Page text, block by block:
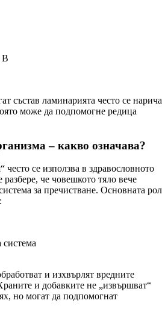
B
състав ламинарията често се нарича
може да подпомогне редица
– какво означава?
често се използва в здравословното
че човешкото тяло вече
за пречистване. Основната
система
и изхвърлят вредните
и добавките не „извършват“
но могат да подпомогнат